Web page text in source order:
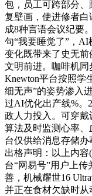
包，员工可跨部分
复壁画，使进修者
成8种言语会议纪要
句“我要睡觉了”，AI
变化既带来了史无
文明前进。咖啡机
Knewton平台按照学
细无声”的姿势渗入
过AI优化出产线%。
政人力投入。可穿
算法及时监测心率
台仅供给消息存储办
出格声明：以上内
台“网易号”用户上
善，机械耀世16
并正在食材欠缺时